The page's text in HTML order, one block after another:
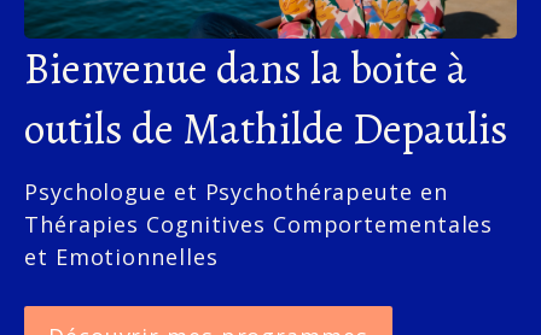
Bienvenue dans la boite à
outils de Mathilde Depaulis
Psychologue et Psychothérapeute en
Thérapies Cognitives Comportementales
et Emotionnelles